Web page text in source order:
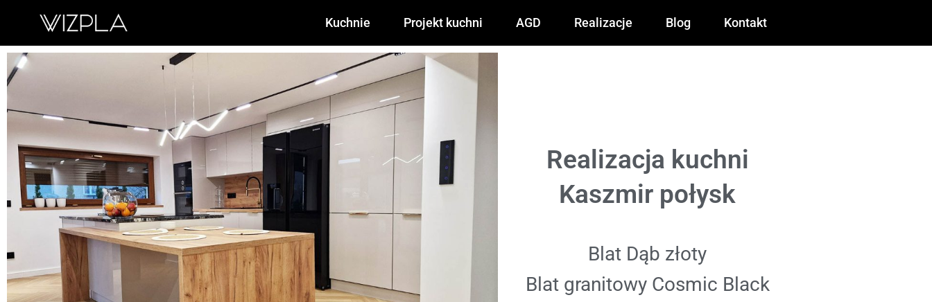
Kuchnie Projekt kuchni AGD Realizacje Blog Kontakt
Realizacja kuchni
Kaszmir połysk
Blat Dąb złoty
Blat granitowy Cosmic Black